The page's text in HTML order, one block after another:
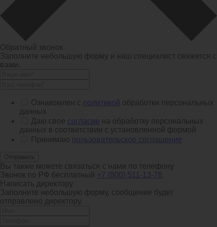
Обратный звонок
Заполните небольшую форму и наш специалист свяжется с
вами.
Ознакомлен с политикой обработки персональных
данных
Даю свое согласие на обработку персональных
данных в соответствии с установленной формой
Принимаю пользовательское соглашение
Отправить
Вы также можете связаться с нами по телефону
Звонок по РФ бесплатный +7 (800) 511-13-78
Написать директору
Заполните небольшую форму, сообщение будет
отправлено директору.